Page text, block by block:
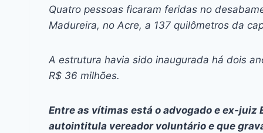
c
e
o
o
k
s
s
n
g
er
at
s
p
p
e
a
s
itt
er
er
e
k
e
n
l
Quatro pessoas ficaram feridas no
Madureira, no Acre, a 137 quilômetros da
A estrutura havia sido inaugurada há dois
R$ 36 milhões.
Entre as vítimas está o advogado e ex-juiz
autointitula vereador voluntário e que